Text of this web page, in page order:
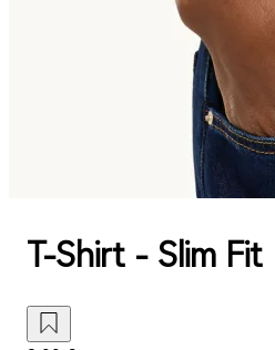
T-Shirt - Slim Fit